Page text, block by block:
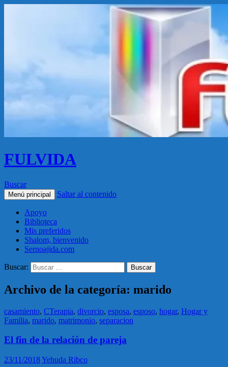
FULVIDA
Buscar
Menú principal Saltar al contenido
Apoyo
Biblioteca
Mis preferidos
Shalom, bienvenido
Sernoajida.com
Buscar:
Archivo de la categoría: marido
casamiento, CTerapia, divorcio, esposa, esposo, hogar, Hogar y
Familia, marido, matrimonio, separacion
El fin de la relación de pareja
23/11/2018Yehuda Ribco